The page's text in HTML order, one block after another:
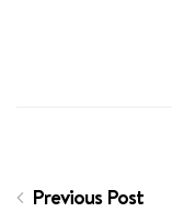
Previous Post